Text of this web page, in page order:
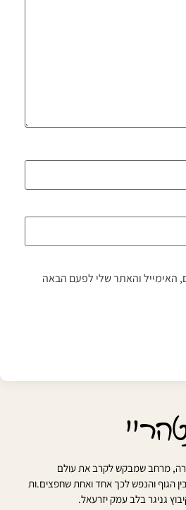
האימייל והאתר שלי לפעם הבאה
מרחב שמבקש לקרב את עולם
הגוף והנפש לכך אחד ואחת שחפצים.ות
גניגר בלב עמק יזרעאל.